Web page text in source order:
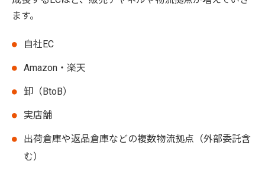
ます。
自社EC
Amazon・楽天
卸（BtoB）
実店舗
出荷倉庫や返品倉庫などの複数物流拠点（外部委託含
む）